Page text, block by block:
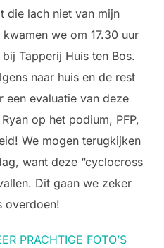
die lach niet van mijn
we om 17.30 uur
Tapperij Huis ten Bos.
naar huis en de rest
evaluatie van deze
op het podium, PFP,
We mogen terugkijken
want deze “cyclocross
Dit gaan we zeker
overdoen!
PRACHTIGE FOTO’S